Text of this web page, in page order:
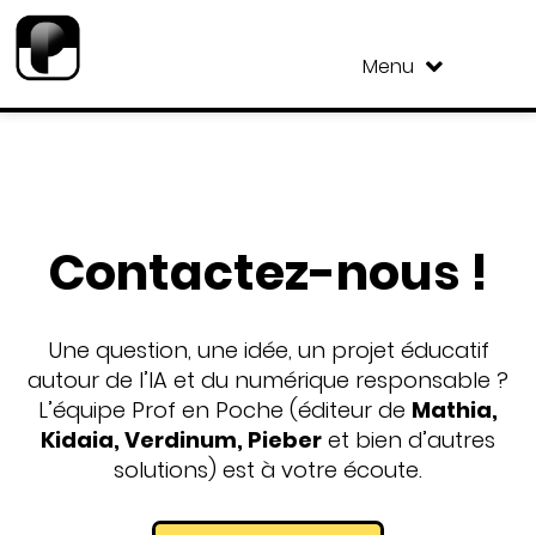
Menu
Contactez-nous !
Une question, une idée, un projet éducatif
autour de l’IA et du numérique responsable ?
L’équipe Prof en Poche (éditeur de Mathia,
Kidaia, Verdinum, Pieber et bien d’autres
solutions) est à votre écoute.